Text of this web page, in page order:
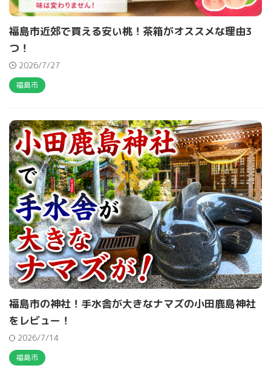
福島市近郊で買える安い桃！茶箱がオススメな理由3
つ！
2026/7/27
福島市
福島市の神社！手水舎が大きなナマズの小田鹿島神社
をレビュー！
2026/7/14
福島市